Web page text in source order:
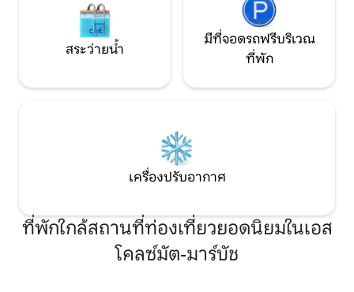
สระว่ายน้ำ
มีที่จอดรถฟรีบริเวณ
ที่พัก
เครื่องปรับอากาศ
ที่พักใกล้สถานที่ท่องเที่ยวยอดนิยมในเอส
โคลซ์มัต-มาร์บัช